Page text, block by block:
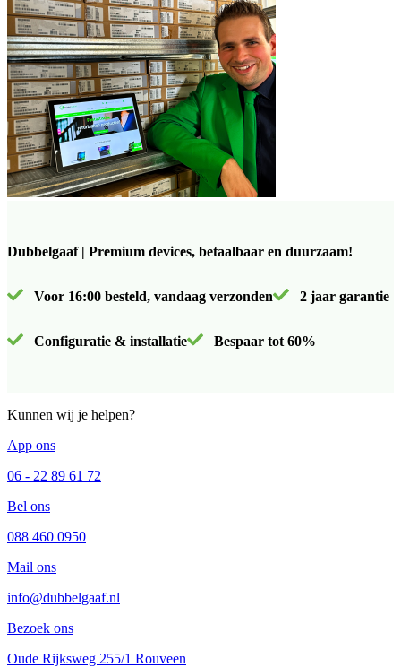
Dubbelgaaf | Premium devices, betaalbaar en duurzaam!
Voor 16:00 besteld, vandaag verzonden 2 jaar garantie
Configuratie & installatie Bespaar tot 60%
Kunnen wij je helpen?
App ons
06 - 22 89 61 72
Bel ons
088 460 0950
Mail ons
info@dubbelgaaf.nl
Bezoek ons
Oude Rijksweg 255/1 Rouveen